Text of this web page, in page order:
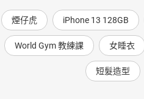
煙仔虎 iPhone 13 128GB
World Gym 教練課 女睡衣
短髮造型